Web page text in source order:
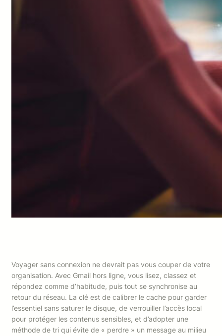
Voyager sans connexion ne devrait pas vous couper de votre
organisation. Avec Gmail hors ligne, vous lisez, classez et
répondez comme d’habitude, puis tout se synchronise au
retour du réseau. La clé est de calibrer le cache pour garder
l’essentiel sans saturer le disque, de verrouiller l’accès local
pour protéger les contenus sensibles, et d’adopter une
méthode de tri qui évite de « perdre » un message au milieu